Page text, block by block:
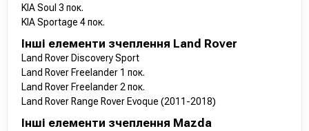
KIA Soul 3 пок.
KIA Sportage 4 пок.
Інші елементи зчеплення Land Rover
Land Rover Discovery Sport
Land Rover Freelander 1 пок.
Land Rover Freelander 2 пок.
Land Rover Range Rover Evoque (2011-2018)
Інші елементи зчеплення Mazda